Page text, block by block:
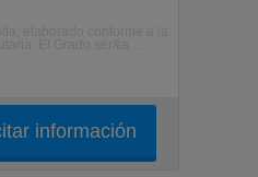
información